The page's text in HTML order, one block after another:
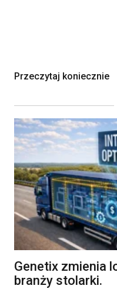
Przeczytaj koniecznie
Genetix zmienia
branży stolarki.